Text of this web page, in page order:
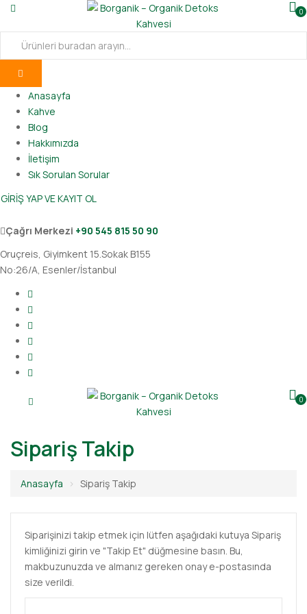
0
Anasayfa
Kahve
Blog
Hakkımızda
İletişim
Sık Sorulan Sorular
GİRİŞ YAP VE KAYIT OL
Çağrı Merkezi +90 545 815 50 90‬
Oruçreis, Giyimkent 15.Sokak B155
No:26/A, Esenler/İstanbul
0
Sipariş Takip
Anasayfa Sipariş Takip
Siparişinizi takip etmek için lütfen aşağıdaki kutuya Sipariş
kimliğinizi girin ve "Takip Et" düğmesine basın. Bu,
makbuzunuzda ve almanız gereken onay e-postasında
size verildi.